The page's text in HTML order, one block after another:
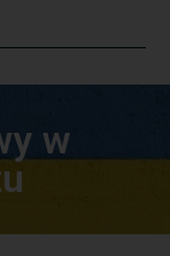
w